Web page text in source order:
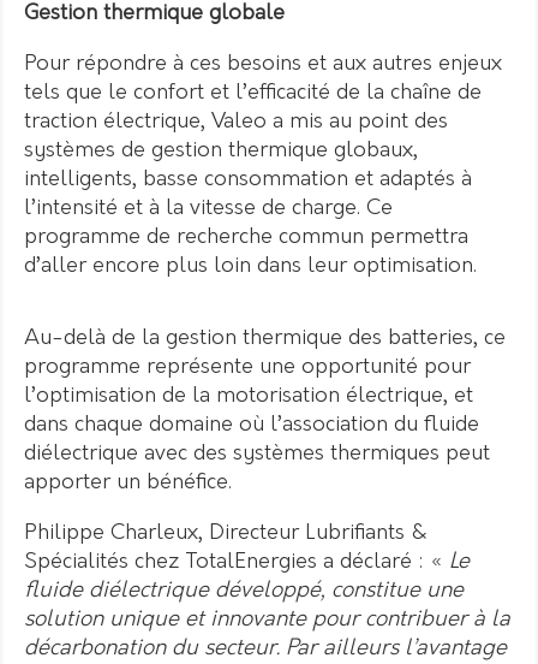
Gestion thermique globale
Pour répondre à ces besoins et aux autres enjeux
tels que le confort et l’efficacité de la chaîne de
traction électrique, Valeo a mis au point des
systèmes de gestion thermique globaux,
intelligents, basse consommation et adaptés à
l’intensité et à la vitesse de charge. Ce
programme de recherche commun permettra
d’aller encore plus loin dans leur optimisation.
Au-delà de la gestion thermique des batteries, ce
programme représente une opportunité pour
l’optimisation de la motorisation électrique, et
dans chaque domaine où l’association du fluide
diélectrique avec des systèmes thermiques peut
apporter un bénéfice.
Philippe Charleux, Directeur Lubrifiants &
Spécialités chez TotalEnergies a déclaré : « Le
fluide diélectrique développé, constitue une
solution unique et innovante pour contribuer à la
décarbonation du secteur. Par ailleurs l’avantage